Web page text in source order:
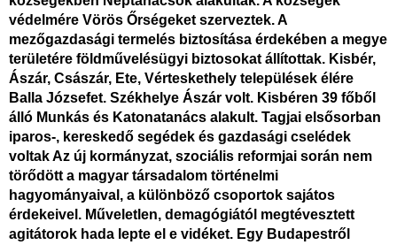
védelmére Vörös Őrségeket szerveztek. A
mezőgazdasági termelés biztosítása érdekében a megye
területére földművelésügyi biztosokat állítottak. Kisbér,
Ászár, Császár, Ete, Vérteskethely települések élére
Balla Józsefet. Székhelye Ászár volt. Kisbéren 39 főből
álló Munkás és Katonatanács alakult. Tagjai elsősorban
iparos-, kereskedő segédek és gazdasági cselédek
voltak Az új kormányzat, szociális reformjai során nem
törődött a magyar társadalom történelmi
hagyományaival, a különböző csoportok sajátos
érdekeivel. Műveletlen, demagógiától megtévesztett
agitátorok hada lepte el e vidéket. Egy Budapestről